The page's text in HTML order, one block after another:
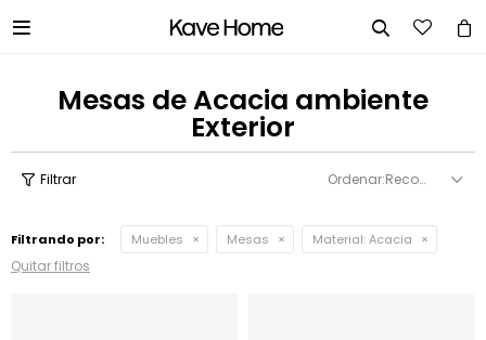
 
Mesas de Acacia ambiente
Exterior
Recomendados
Filtrando por: Muebles Mesas Material:Acacia
Quitar filtros